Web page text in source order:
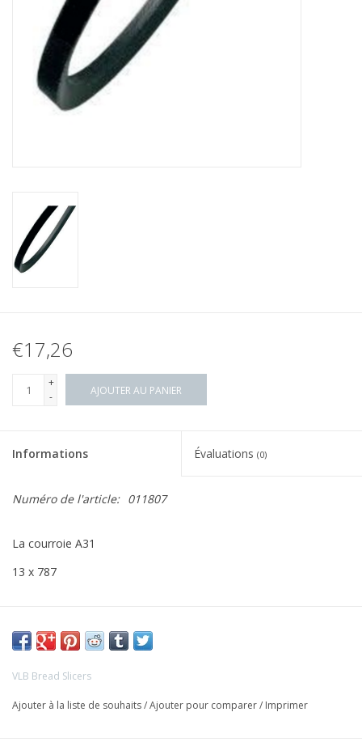
€17,26
+
-
AJOUTER AU PANIER
Informations Évaluations (0)
Numéro de l'article: 011807
La courroie A31
13 x 787
VLB Bread Slicers
Ajouter à la liste de souhaits/Ajouter pour comparer/ Imprimer